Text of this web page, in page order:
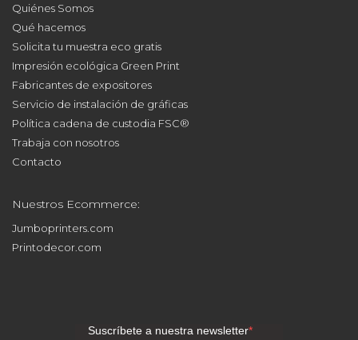
Quiénes Somos
Qué hacemos
Solicita tu muestra eco gratis
Impresión ecológica Green Print
Fabricantes de expositores
Servicio de instalación de gráficas
Política cadena de custodia FSC®
Trabaja con nosotros
Contacto
Nuestros Ecommerce:
Jumboprinters.com
Printodecor.com